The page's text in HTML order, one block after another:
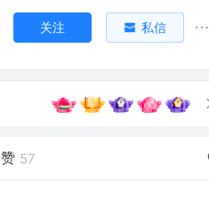
关注 私信
赞 57